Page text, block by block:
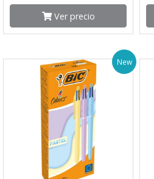
Ver precio
New